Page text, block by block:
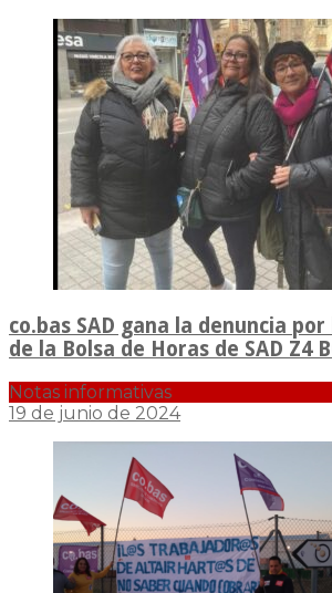
co.bas SAD gana la denuncia
de la Bolsa de Horas de SAD Z4
Notas informativas
19 de junio de 2024